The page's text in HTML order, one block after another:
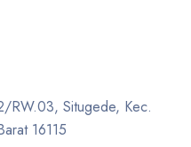
RW.03, Situgede, Kec.
16115